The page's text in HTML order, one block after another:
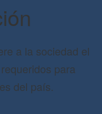
a la sociedad el
para
del país.